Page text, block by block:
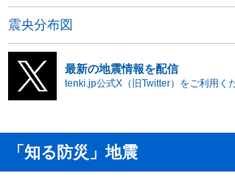
震央分布図
最新の地震情報を配信
tenki.jp公式X（旧Twitter）をご利用く
「知る防災」地震